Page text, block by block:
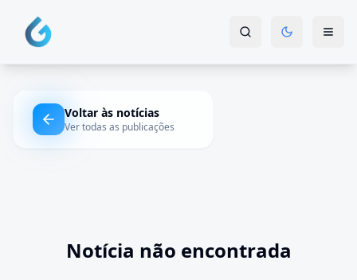
Voltar às notícias
Ver todas as publicações
Notícia não encontrada